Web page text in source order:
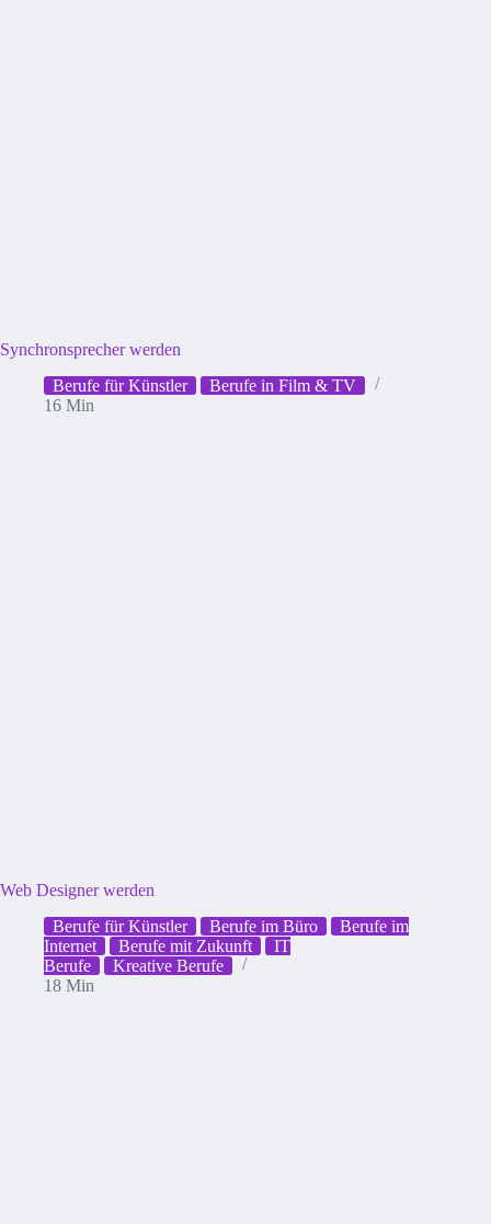
Synchronsprecher werden
Berufe für Künstler
Berufe in Film & TV
16 Min
Web Designer werden
Berufe für Künstler
Berufe im Büro
Berufe im
Internet
Berufe mit Zukunft
IT
Berufe
Kreative Berufe
18 Min